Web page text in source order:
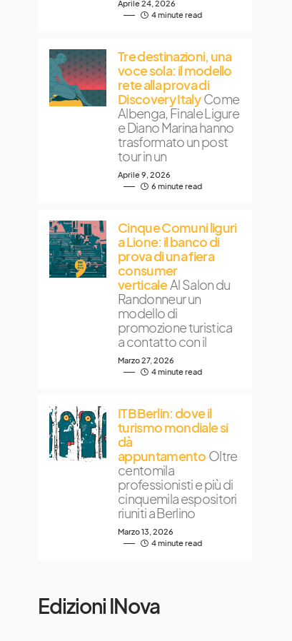
Aprile 24, 2026
4 minute read
Tre destinazioni, una
voce sola: il modello
rete alla prova di
Discovery Italy Come
Albenga, Finale Ligure
e Diano Marina hanno
trasformato un post
tour in un
Aprile 9, 2026
6 minute read
Cinque Comuni liguri
a Lione: il banco di
prova di una fiera
consumer
verticale Al Salon du
Randonneur un
modello di
promozione turistica
a contatto con il
Marzo 27, 2026
4 minute read
ITB Berlin: dove il
turismo mondiale si
dà
appuntamento Oltre
centomila
professionisti e più di
cinquemila espositori
riuniti a Berlino
Marzo 13, 2026
4 minute read
Edizioni INova